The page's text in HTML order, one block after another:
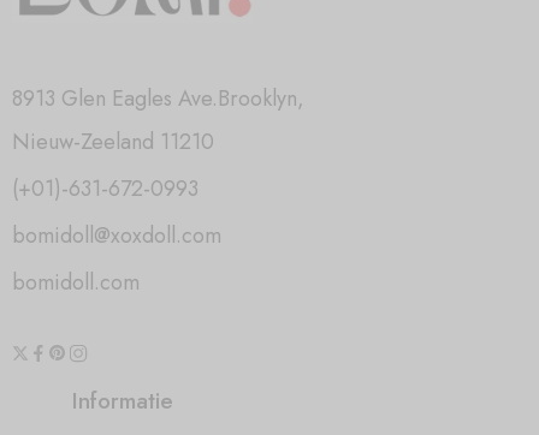
8913 Glen Eagles Ave.Brooklyn,
Nieuw-Zeeland 11210
(+01)-631-672-0993
bomidoll@xoxdoll.com
bomidoll.com
Informatie